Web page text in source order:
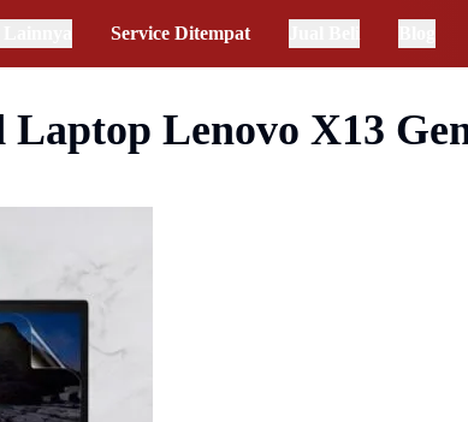
Service Ditempat
Lenovo X13